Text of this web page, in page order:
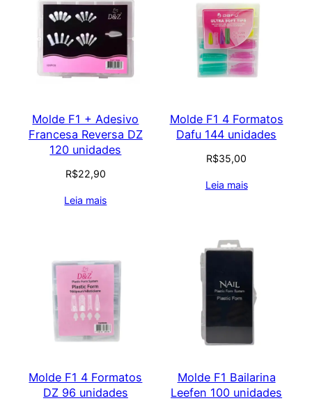
Molde F1 + Adesivo
Francesa Reversa DZ
120 unidades
R$22,90
Leia mais
Molde F1 4 Formatos
Dafu 144 unidades
R$35,00
Leia mais
Molde F1 4 Formatos
DZ 96 unidades
Molde F1 Bailarina
Leefen 100 unidades